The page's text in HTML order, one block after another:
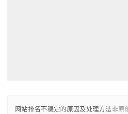
网站排名不稳定的原因及处理方法非原